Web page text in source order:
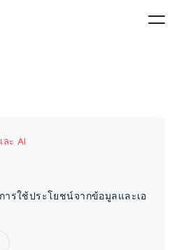
ะ AI
รใช้ประโยชน์จากข้อมูลและเอ